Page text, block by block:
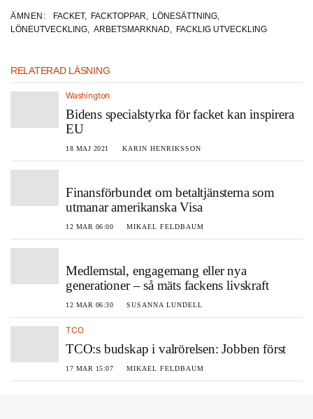
ÄMNEN: FACKET, FACKTOPPAR, LÖNESÄTTNING,
LÖNEUTVECKLING, ARBETSMARKNAD, FACKLIG UTVECKLING
RELATERAD LÄSNING
Washington
Bidens specialstyrka för facket kan inspirera
EU
18 MAJ 2021 KARIN HENRIKSSON
Finansförbundet om betaltjänsterna som
utmanar amerikanska Visa
12 MAR 06:00 MIKAEL FELDBAUM
Medlemstal, engagemang eller nya
generationer – så mäts fackens livskraft
12 MAR 06:30 SUSANNA LUNDELL
TCO
TCO:s budskap i valrörelsen: Jobben först
17 MAR 15:07 MIKAEL FELDBAUM